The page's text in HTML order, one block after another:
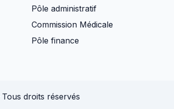
Pôle administratif
Commission Médicale
Pôle finance
droits réservés